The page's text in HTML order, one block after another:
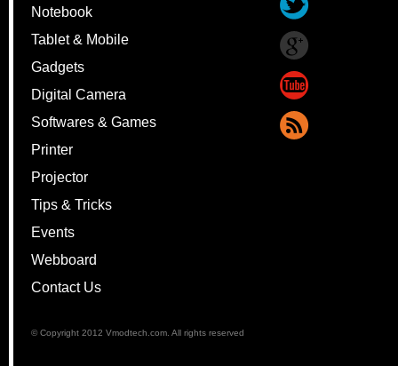
Notebook
Tablet & Mobile
Gadgets
Digital Camera
Softwares & Games
Printer
Projector
Tips & Tricks
Events
Webboard
Contact Us
© Copyright 2012 Vmodtech.com. All rights reserved